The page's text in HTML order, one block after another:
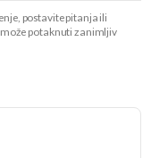
postavite pitanja ili
potaknuti zanimljiv